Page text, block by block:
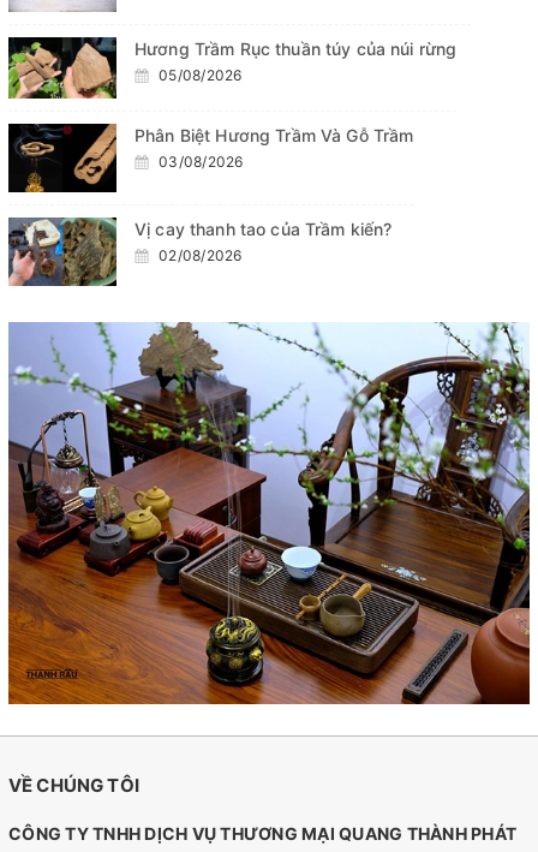
Hương Trầm Rục thuần túy của núi rừng
05/08/2026
Phân Biệt Hương Trầm Và Gỗ Trầm
03/08/2026
Vị cay thanh tao của Trầm kiến?
02/08/2026
VỀ CHÚNG TÔI
CÔNG TY TNHH DỊCH VỤ THƯƠNG MẠI QUANG THÀNH PHÁT